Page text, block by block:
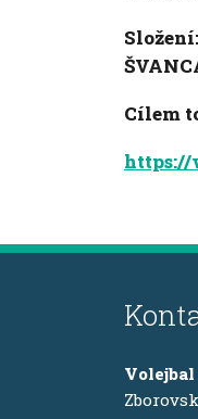
Cílem
https://
Volejbal